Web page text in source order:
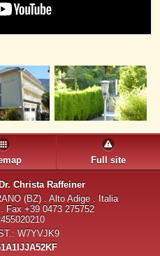
Full site
Christa Raffeiner
(BZ) . Alto Adige . Italia
Fax +39 0473 275752
W7YVJK9